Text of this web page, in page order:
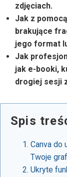
zdjęciach.
Jak z
brakujące
jego format
Jak
jak e-booki,
drogiej sesji
Spis
Canva do
Twoje
Ukryte